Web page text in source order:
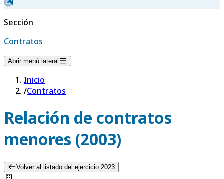
Sección
Contratos
Abrir menú lateral
Inicio
/Contratos
Relación de contratos
menores (2003)
Volver al listado del ejercicio 2023